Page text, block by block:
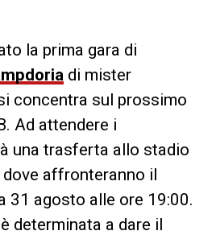
la prima gara di
di mister
concentra sul prossimo
Ad attendere i
una trasferta allo stadio
affronteranno il
31 agosto alle ore 19:00.
determinata a dare il